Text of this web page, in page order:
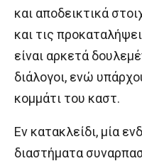
και αποδεικτικά
και τις
είναι αρκετά
διάλογοι, ενώ
κομμάτι του καστ.
Εν κατακλείδι, μία
διαστήματα